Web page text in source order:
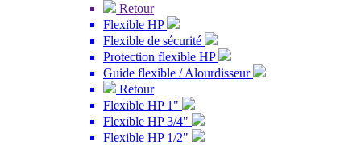
Retour
Flexible HP
Flexible de sécurité
Protection flexible HP
Guide flexible / Alourdisseur
Retour
Flexible HP 1"
Flexible HP 3/4"
Flexible HP 1/2"